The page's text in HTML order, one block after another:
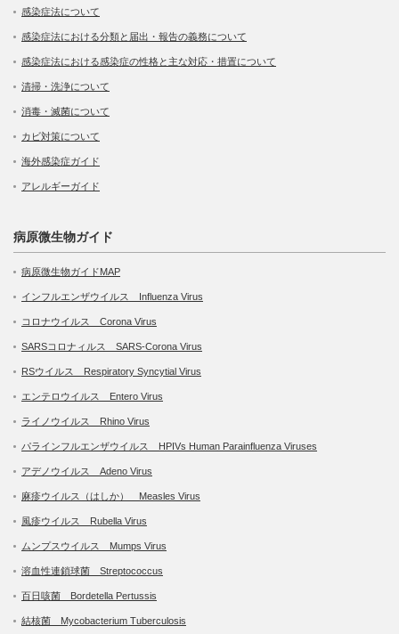
感染症法について
感染症法における分類と届出・報告の義務について
感染症法における感染症の性格と主な対応・措置について
清掃・洗浄について
消毒・滅菌について
カビ対策について
海外感染症ガイド
アレルギーガイド
病原微生物ガイド
病原微生物ガイドMAP
インフルエンザウイルス Influenza Virus
コロナウイルス Corona Virus
SARSコロナィルス SARS-Corona Virus
RSウイルス Respiratory Syncytial Virus
エンテロウイルス Entero Virus
ライノウイルス Rhino Virus
パラインフルエンザウイルス HPIVs Human Parainfluenza Viruses
アデノウイルス Adeno Virus
麻疹ウイルス（はしか） Measles Virus
風疹ウイルス Rubella Virus
ムンプスウイルス Mumps Virus
溶血性連鎖球菌 Streptococcus
百日咳菌 Bordetella Pertussis
結核菌 Mycobacterium Tuberculosis